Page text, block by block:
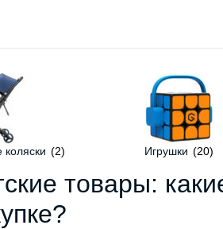
коляски (2) Игрушки (20)
товары: